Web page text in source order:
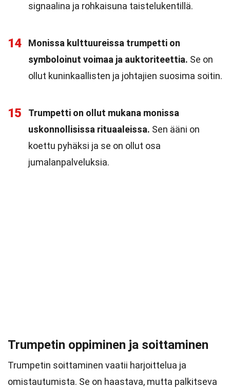
signaalina ja rohkaisuna taistelukentillä.
14
Monissa kulttuureissa trumpetti on
symboloinut voimaa ja auktoriteettia. Se on
ollut kuninkaallisten ja johtajien suosima soitin.
15
Trumpetti on ollut mukana monissa
uskonnollisissa rituaaleissa. Sen ääni on
koettu pyhäksi ja se on ollut osa
jumalanpalveluksia.
Trumpetin oppiminen ja soittaminen
Trumpetin soittaminen vaatii harjoittelua ja
omistautumista. Se on haastava, mutta palkitseva